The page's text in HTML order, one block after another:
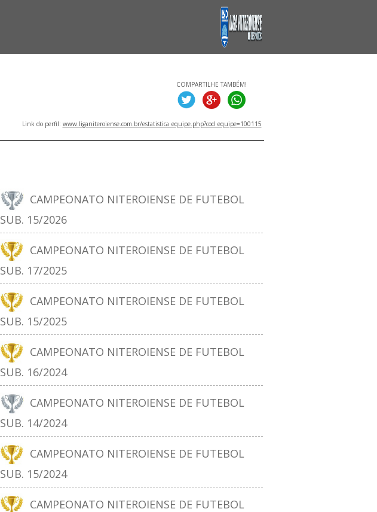
COMPARTILHE TAMBÉM!
Link do perfil: www.liganiteroiense.com.br/estatistica_equipe.php?cod_equipe=100115
CAMPEONATO NITEROIENSE DE FUTEBOL
SUB. 15/2026
CAMPEONATO NITEROIENSE DE FUTEBOL
SUB. 17/2025
CAMPEONATO NITEROIENSE DE FUTEBOL
SUB. 15/2025
CAMPEONATO NITEROIENSE DE FUTEBOL
SUB. 16/2024
CAMPEONATO NITEROIENSE DE FUTEBOL
SUB. 14/2024
CAMPEONATO NITEROIENSE DE FUTEBOL
SUB. 15/2024
CAMPEONATO NITEROIENSE DE FUTEBOL